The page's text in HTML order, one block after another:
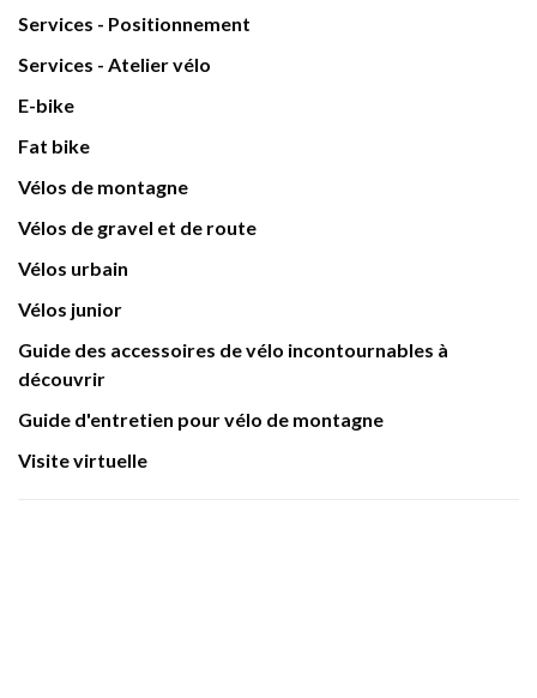
Services - Positionnement
Services - Atelier vélo
E-bike
Fat bike
Vélos de montagne
Vélos de gravel et de route
Vélos urbain
Vélos junior
Guide des accessoires de vélo incontournables à
découvrir
Guide d'entretien pour vélo de montagne
Visite virtuelle